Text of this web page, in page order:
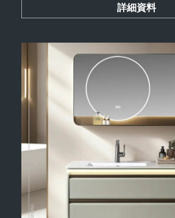
詳細資料